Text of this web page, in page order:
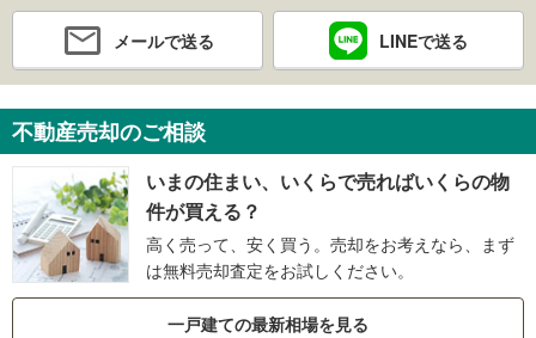
メールで送る LINEで送る
不動産売却のご相談
いまの住まい、いくらで売ればいくらの物
件が買える？
高く売って、安く買う。売却をお考えなら、まず
は無料売却査定をお試しください。
一戸建ての最新相場を見る